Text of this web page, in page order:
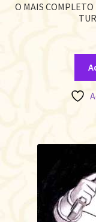
O MAIS COMPLETO